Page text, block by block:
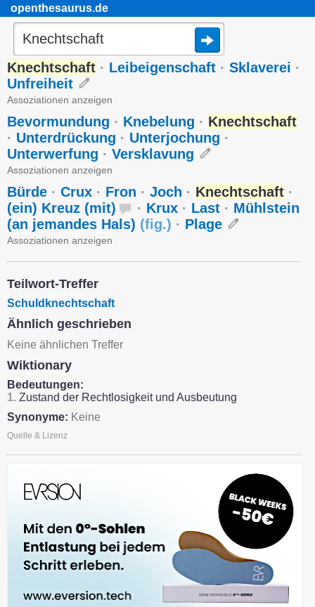
openthesaurus.de
Knechtschaft · Leibeigenschaft · Sklaverei ·
Unfreiheit
Assoziationen anzeigen
Bevormundung · Knebelung · Knechtschaft
· Unterdrückung · Unterjochung ·
Unterwerfung · Versklavung
Assoziationen anzeigen
Bürde · Crux · Fron · Joch · Knechtschaft ·
(ein) Kreuz (mit)
· Krux · Last · Mühlstein
(an jemandes Hals) (fig.) · Plage
Assoziationen anzeigen
Teilwort-Treffer
Schuldknechtschaft
Ähnlich geschrieben
Keine ähnlichen Treffer
Wiktionary
Bedeutungen:
1. Zustand der Rechtlosigkeit und Ausbeutung
Synonyme: Keine
Quelle & Lizenz